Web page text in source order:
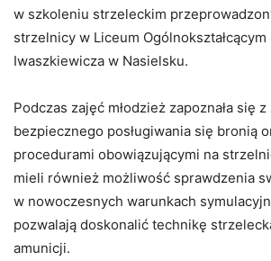
w szkoleniu strzeleckim
strzelnicy w Liceum Ogólnokształcącym
Iwaszkiewicza w Nasielsku.
Podczas zajęć młodzież zapoznała się z
bezpiecznego posługiwania się bronią
procedurami obowiązującymi na
mieli również możliwość sprawdzenia
w nowoczesnych warunkach
pozwalają doskonalić technikę
amunicji.